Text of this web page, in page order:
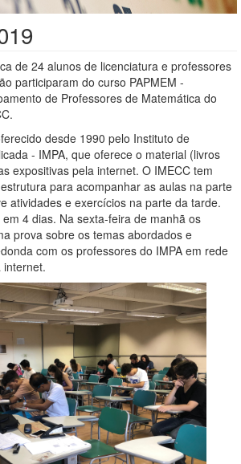
de 24 alunos de licenciatura e professores
participaram do curso PAPMEM -
de Professores de Matemática do
desde 1990 pelo Instituto de
- IMPA, que oferece o material (livros
expositivas pela internet. O IMECC tem
para acompanhar as aulas na parte
atividades e exercícios na parte da tarde.
4 dias. Na sexta-feira de manhã os
prova sobre os temas abordados e
com os professores do IMPA em rede
internet.